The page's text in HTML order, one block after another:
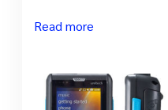
Read more